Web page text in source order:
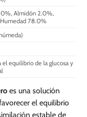
Almidón 2.0%,
78.0%
equilibrio de la glucosa y
es una solución
el equilibrio
estable de